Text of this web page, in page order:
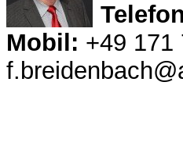
Mobil: +49 171